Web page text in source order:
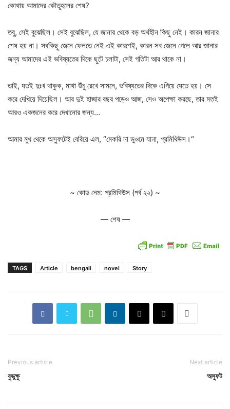
কোথায় আমাদের কৌতূহলের শেষ?
তবু, সেই বুঝেছিল। সেই বুঝেছিল, যে জানার থেকে বড় অর্থহীন কিছু নেই। কারন জানার
শেষ হয় না। সবকিছু জেনে ফেলতে নেই এই কারণেই, কারন সব জেনে গেলে আর জানার
জন্য আমাদের এই ভবিষ্যতের দিকে ছুটে চলাটা, সেই গতিটা আর থাকে না।
তাই, যতই দুঃখ থাকুক, মাথা উঁচু রেখে সামনে, ভবিষ্যতের দিকে এগিয়ে যেতে হয়। সে
করে দেখিয়ে দিয়েছিল। আর দুই হাজার বছর পড়েও আজ, সেও অপেক্ষা করছে, তার মতই
আরও একজনের করে দেখানোর জন্য…
আমার মুখ থেকে অস্ফুটেই বেরিয়ে এল, “মেকরি না ডুওমে যানা, প্রমিথিউস।“
~ কোড নেম: প্রমিথিউস (পর্ব ২২) ~
— শেষ —
TAGS Article bengali novel Story
Previous article
বুভুক্ষু
Next article
অস্ফুট